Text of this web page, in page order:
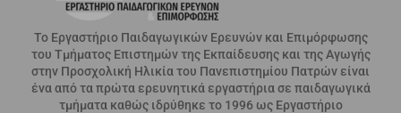
Το Εργαστήριο Παιδαγωγικών Ερευνών και Επιμόρφωσης
του Τμήματος Επιστημών της Εκπαίδευσης και της Αγωγής
στην Προσχολική Ηλικία του Πανεπιστημίου Πατρών είναι
ένα από τα πρώτα ερευνητικά εργαστήρια σε παιδαγωγικά
τμήματα καθώς ιδρύθηκε το 1996 ως Εργαστήριο